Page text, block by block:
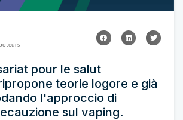
pour le salut
teorie logore e già
l'approccio di
sul vaping.